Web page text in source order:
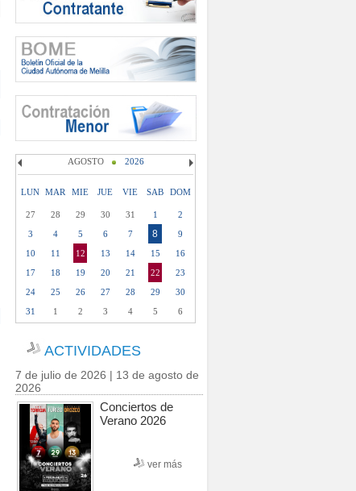
AGOSTO 2026
LUN MAR MIE JUE VIE SAB DOM
27 28 29 30 31 1
2
3
4 5 6 7 8
9
10
11 12 13 14 15
16
17
18 19 20 21 22
23
24
25 26 27 28 29
30
31
1 2 3 4 5 6
ACTIVIDADES
7 de julio de 2026 | 13 de agosto de
2026
Conciertos de
Verano 2026
ver más